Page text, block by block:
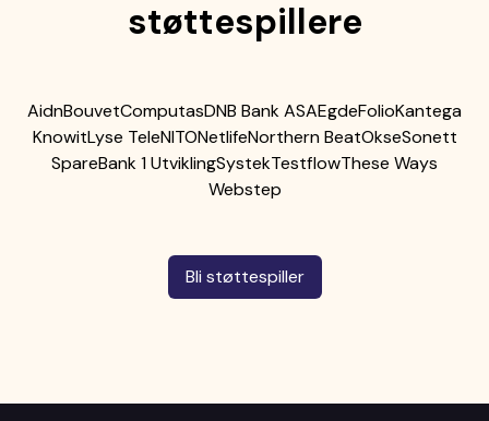
støttespillere
AidnBouvetComputasDNB Bank ASAEgdeFolioKantega
KnowitLyse TeleNITONetlifeNorthern BeatOkseSonett
SpareBank 1 UtviklingSystekTestflowThese Ways
Webstep
Bli støttespiller